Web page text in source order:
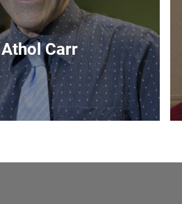
Athol Carr